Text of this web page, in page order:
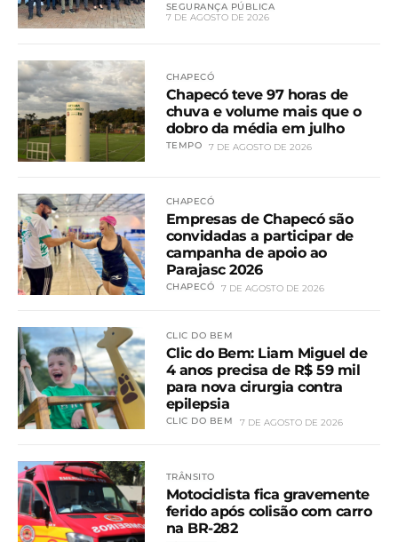
SEGURANÇA PÚBLICA
7 DE AGOSTO DE 2026
CHAPECÓ
Chapecó teve 97 horas de
chuva e volume mais que o
dobro da média em julho
TEMPO 7 DE AGOSTO DE 2026
CHAPECÓ
Empresas de Chapecó são
convidadas a participar de
campanha de apoio ao
Parajasc 2026
CHAPECÓ 7 DE AGOSTO DE 2026
CLIC DO BEM
Clic do Bem: Liam Miguel de
4 anos precisa de R$ 59 mil
para nova cirurgia contra
epilepsia
CLIC DO BEM 7 DE AGOSTO DE 2026
TRÂNSITO
Motociclista fica gravemente
ferido após colisão com carro
na BR-282